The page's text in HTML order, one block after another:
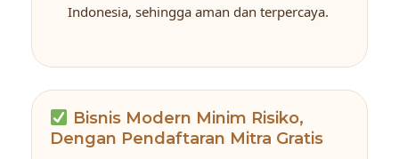
Indonesia, sehingga aman dan terpercaya.
Bisnis Modern Minim Risiko,
Dengan Pendaftaran Mitra Gratis